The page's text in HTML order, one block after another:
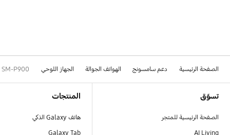
الصفحة الرئيسية دعم سامسونج الهواتف الجوالة الجهاز اللوحي SM-P900
تسوّق
الصفحة الرئيسية للمتجر
AI Living
المنتجات
هاتف Galaxy الذكي
Galaxy Tab